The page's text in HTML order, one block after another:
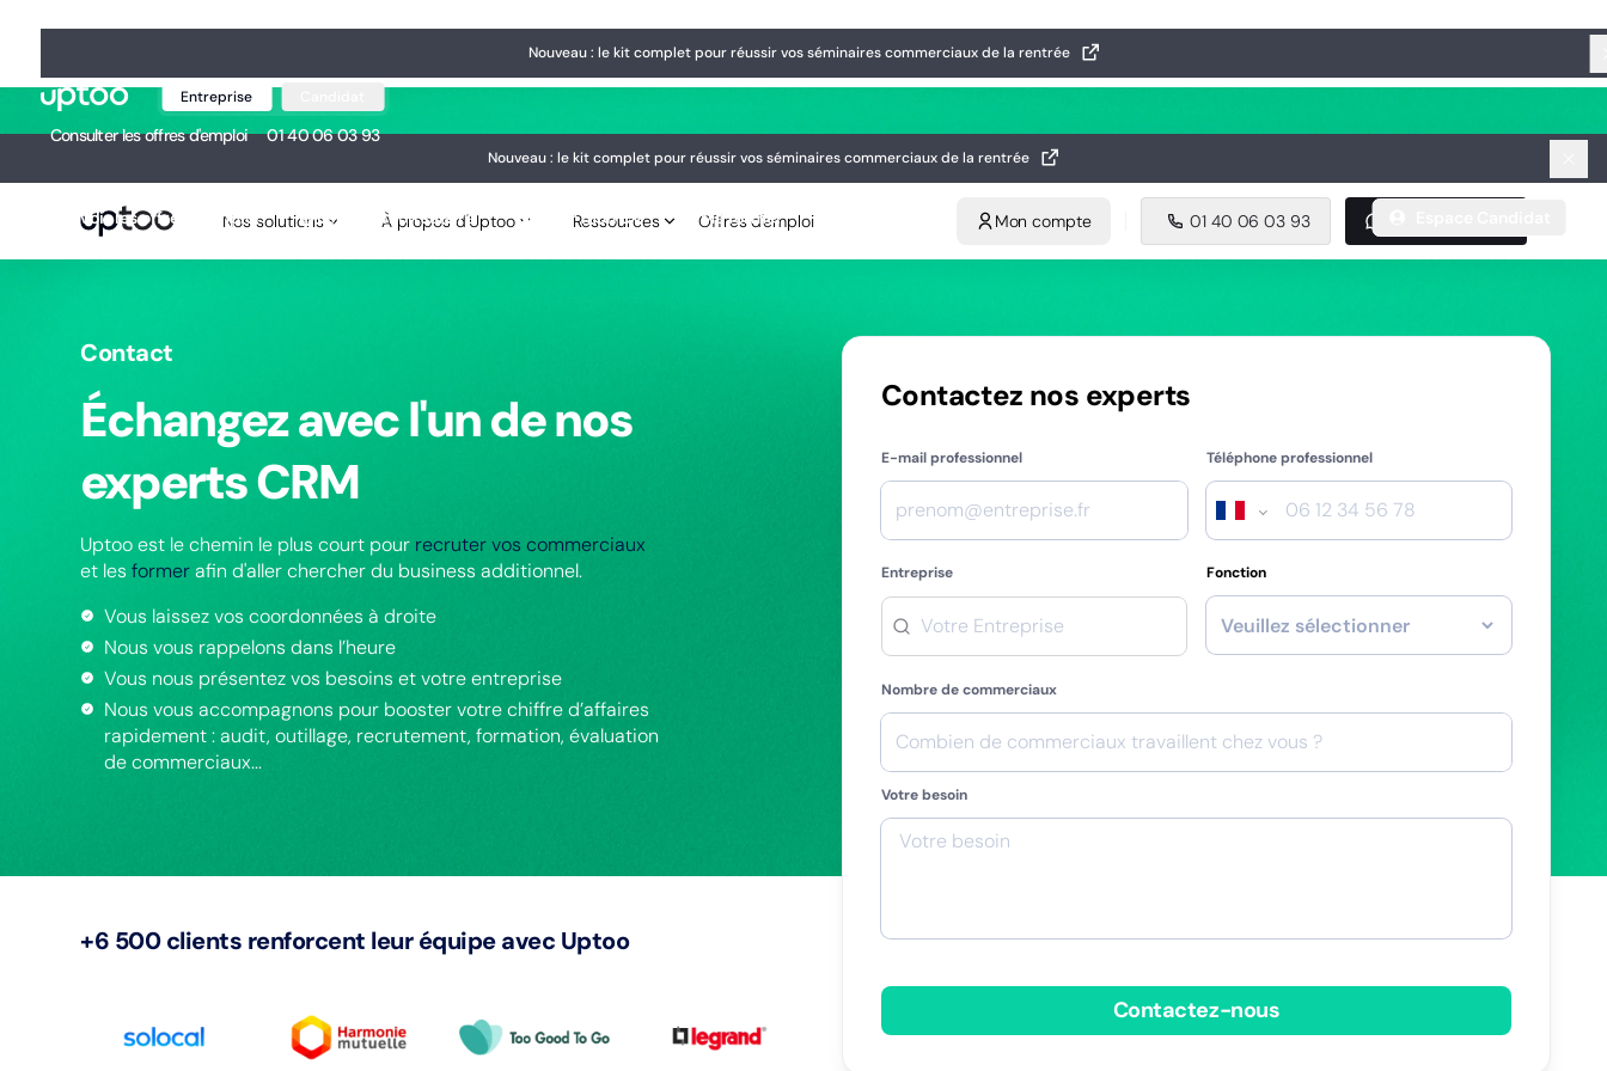
Nouveau : le kit complet pour réussir vos séminaires commerciaux de la rentrée
Entreprise
Consulter les offres d'emploi 01 40 06 03 93
Voir les offres d'emploi Estimer mon salaire Créer mon CV Me former
Nouveau : le kit complet pour réussir vos séminaires commerciaux de la rentrée
Nouveau : le kit complet pour réussir vos séminaires commerciaux de la rentrée
Nos solutions À propos d'Uptoo Ressources Offres d'emploi Mon compte 01 40 06 03 93
Nouveau : le kit complet pour réussir vos séminaires commerciaux de la rentrée
Nos solutions À propos d'Uptoo Ressources Offres d'emploi Mon compte 01 40 06 03 93 Nous contacter
Contact
Échangez avec l'un de nos
experts CRM
Uptoo est le chemin le plus court pour recruter vos commerciaux
et les formerafin d'aller chercher du business additionnel.
Vous laissez vos coordonnées à droite
Nous vous rappelons dans l’heure
Vous nous présentez vos besoins et votre entreprise
Nous vous accompagnons pour booster votre chiffre d’affaires
rapidement : audit, outillage, recrutement, formation, évaluation
de commerciaux...
+6 500 clients renforcent leur équipe avec Uptoo
Contactez nos experts
E-mail professionnel Téléphone professionnel
Entreprise Fonction
Nombre de commerciaux
Votre besoin
Contactez-nous